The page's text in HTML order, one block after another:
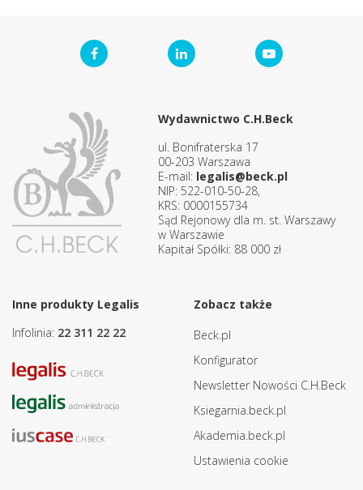
Wydawnictwo C.H.Beck
ul. Bonifraterska 17
00-203 Warszawa
E-mail: legalis@beck.pl
NIP: 522-010-50-28,
KRS: 0000155734
Sąd Rejonowy dla m. st. Warszawy
w Warszawie
Kapitał Spółki: 88 000 zł
Inne produkty Legalis
Infolinia: 22 311 22 22
Zobacz także
Beck.pl
Konfigurator
Newsletter Nowości C.H.Beck
Ksiegarnia.beck.pl
Akademia.beck.pl
Ustawienia cookie